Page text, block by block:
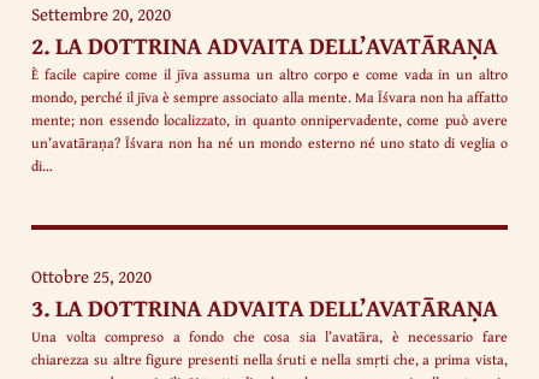
Settembre 20, 2020
2. LA DOTTRINA ADVAITA DELL’AVATĀRAṆA
È facile capire come il jīva assuma un altro corpo e come vada in un altro
mondo, perché il jīva è sempre associato alla mente. Ma Īśvara non ha affatto
mente; non essendo localizzato, in quanto onnipervadente, come può avere
un’avatāraṇa? Īśvara non ha né un mondo esterno né uno stato di veglia o
di…
Ottobre 25, 2020
3. LA DOTTRINA ADVAITA DELL’AVATĀRAṆA
Una volta compreso a fondo che cosa sia l’avatāra, è necessario fare
chiarezza su altre figure presenti nella śruti e nella smṛti che, a prima vista,